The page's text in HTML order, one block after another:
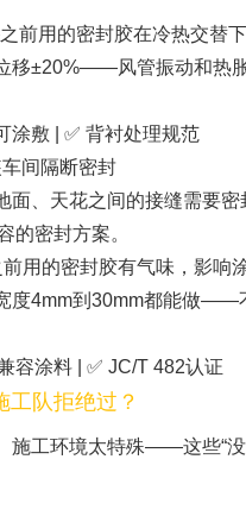
前用的密封胶在冷热交
移±20%——风管振动和
敷 | ✅ 背衬处理规范
间隔断密封
面、天花之间的接缝需
的密封方案。
用的密封胶有气味，影
度4mm到30mm都能做
容涂料 | ✅ JC/T 482认证
工队拒绝过？
施工环境太特殊——这些“